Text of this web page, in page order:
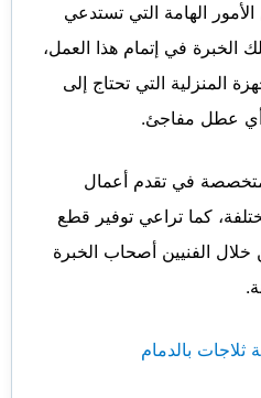
الهامة التي تستدعي
الخبرة في إتمام هذا العمل،
المنزلية التي تحتاج إلى
أي عطل مفاجئ.
في تقدم أعمال
كما تراعي توفير قطع
خلال الفنيين أصحاب الخبرة
ثلاجات بالدمام